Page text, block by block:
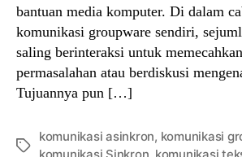
bantuan media komputer. Di dalam
komunikasi groupware sendiri,
saling berinteraksi untuk
permasalahan atau berdiskusi
Tujuannya pun […]
Tags
komunikasi asinkron, komunikasi